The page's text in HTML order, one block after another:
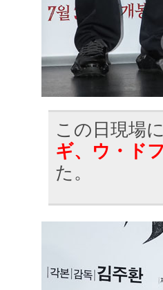
この日現場
ギ、ウ・ド
た。